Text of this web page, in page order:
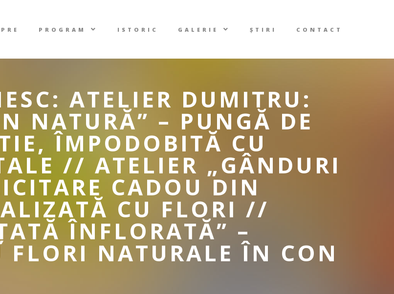
PROGRAM ISTORIC GALERIE ȘTIRI CONTACT
ATELIER DUMITRU:
NATURĂ” – PUNGĂ DE
ÎMPODOBITĂ CU
// ATELIER „GÂNDURI
CADOU DIN
CU FLORI //
ÎNFLORATĂ” –
FLORI NATURALE ÎN CON